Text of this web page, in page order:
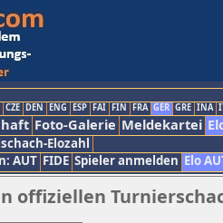
CZE DEN ENG ESP FAI FIN FRA GER GRE INA
Foto-Galerie Meldekartei
Elozahl
AUT FIDE Spieler anmelden Elo
offiziellen